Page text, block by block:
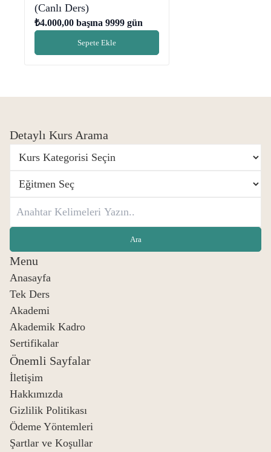
(Canlı Ders)
₺4.000,00 başına 9999 gün
Sepete Ekle
Detaylı Kurs Arama
Menu
Anasayfa
Tek Ders
Akademi
Akademik Kadro
Sertifikalar
Önemli Sayfalar
İletişim
Hakkımızda
Gizlilik Politikası
Ödeme Yöntemleri
Şartlar ve Koşullar